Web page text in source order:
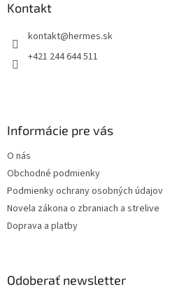
Kontakt
kontakt@hermes.sk
+421 244 644 511
Informácie pre vás
O nás
Obchodné podmienky
Podmienky ochrany osobných údajov
Novela zákona o zbraniach a strelive
Doprava a platby
Odoberať newsletter